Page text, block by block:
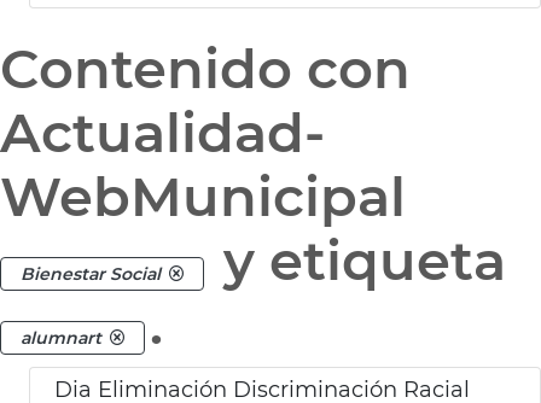
Contenido con
Actualidad-
WebMunicipal
Bienestar Social y etiqueta
alumnart .
Dia Eliminación Discriminación Racial